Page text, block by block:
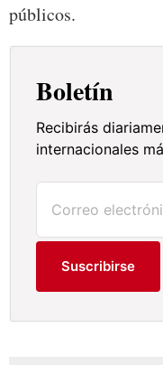
públicos.
Boletín
Recibirás
internacionales
Suscribirse